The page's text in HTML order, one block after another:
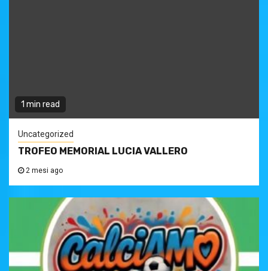
1 min read
Uncategorized
TROFEO MEMORIAL LUCIA VALLERO
2 mesi ago